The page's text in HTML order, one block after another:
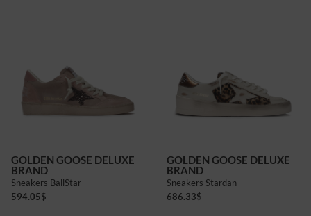
GOLDEN GOOSE DELUXE
BRAND
Sneakers BallStar
594.05$
GOLDEN GOOSE DELUXE
BRAND
Sneakers Stardan
686.33$